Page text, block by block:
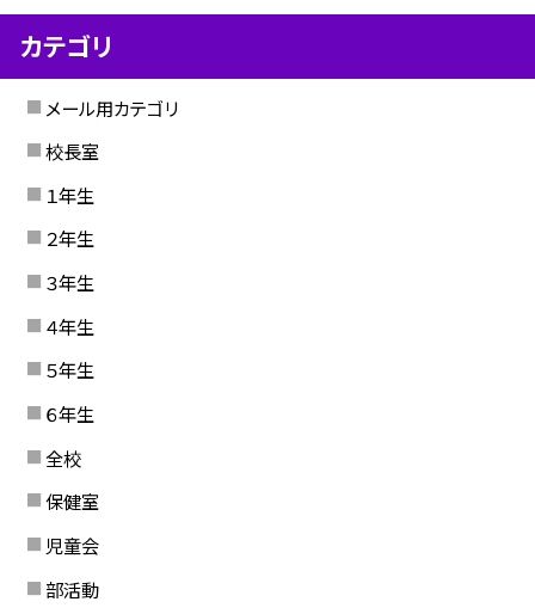
カテゴリ
メール用カテゴリ
校長室
１年生
２年生
３年生
４年生
５年生
６年生
全校
保健室
児童会
部活動